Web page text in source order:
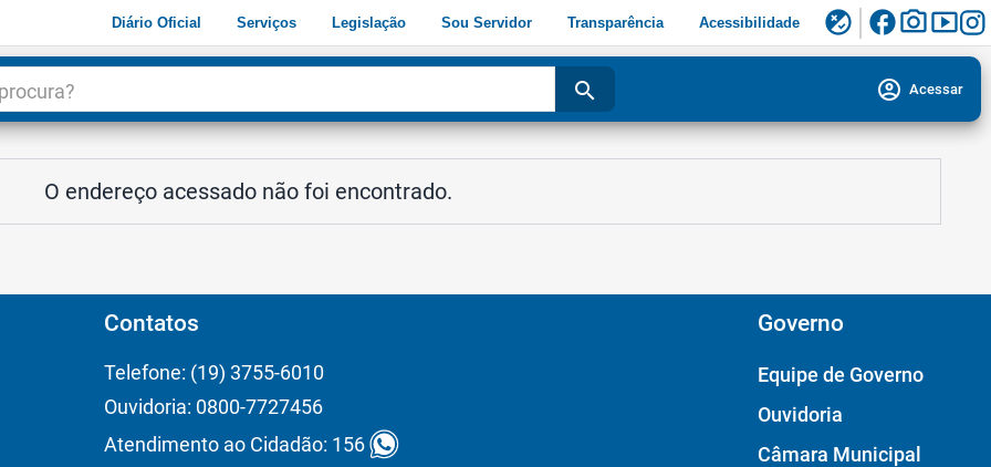
Diário Oficial Serviços Legislação Sou Servidor Transparência Acessibilidade flaky facebookphoto_camerasmart_display
search account_circle Acessar
O endereço acessado não foi encontrado.
Contatos
Telefone: (19) 3755-6010
Ouvidoria: 0800-7727456
Atendimento ao Cidadão: 156
Governo
Equipe de Governo
Ouvidoria
Câmara Municipal